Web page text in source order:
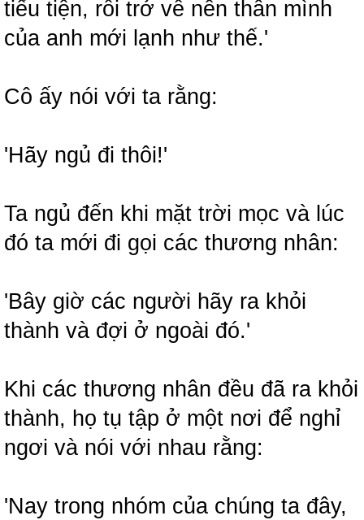
tiểu tiện, rồi trở về nên thân mình
của anh mới lạnh như thế.'
Cô ấy nói với ta rằng:
'Hãy ngủ đi thôi!'
Ta ngủ đến khi mặt trời mọc và lúc
đó ta mới đi gọi các thương nhân:
'Bây giờ các người hãy ra khỏi
thành và đợi ở ngoài đó.'
Khi các thương nhân đều đã ra khỏi
thành, họ tụ tập ở một nơi để nghỉ
ngơi và nói với nhau rằng:
'Nay trong nhóm của chúng ta đây,